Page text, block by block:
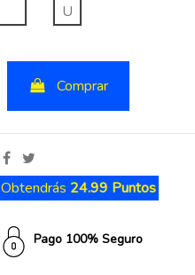
U
Comprar
Obtendrás 24.99 Puntos
Pago 100% Seguro